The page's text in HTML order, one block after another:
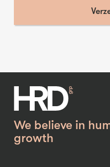
We believe in
growth